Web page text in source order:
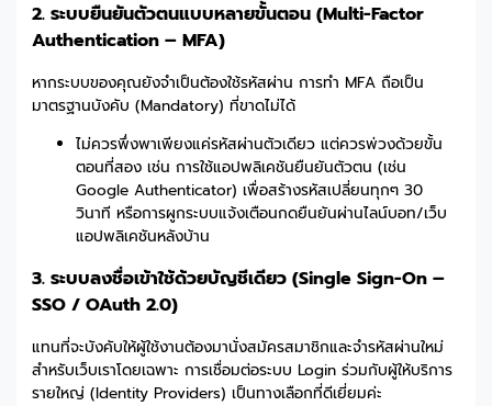
2. ระบบยืนยันตัวตนแบบหลายขั้นตอน (Multi-Factor
Authentication – MFA)
หากระบบของคุณยังจำเป็นต้องใช้รหัสผ่าน การทำ MFA ถือเป็น
มาตรฐานบังคับ (Mandatory) ที่ขาดไม่ได้
ไม่ควรพึ่งพาเพียงแค่รหัสผ่านตัวเดียว แต่ควรพ่วงด้วยขั้น
ตอนที่สอง เช่น การใช้แอปพลิเคชันยืนยันตัวตน (เช่น
Google Authenticator) เพื่อสร้างรหัสเปลี่ยนทุกๆ 30
วินาที หรือการผูกระบบแจ้งเตือนกดยืนยันผ่านไลน์บอท/เว็บ
แอปพลิเคชันหลังบ้าน
3. ระบบลงชื่อเข้าใช้ด้วยบัญชีเดียว (Single Sign-On –
SSO / OAuth 2.0)
แทนที่จะบังคับให้ผู้ใช้งานต้องมานั่งสมัครสมาชิกและจำรหัสผ่านใหม่
สำหรับเว็บเราโดยเฉพาะ การเชื่อมต่อระบบ Login ร่วมกับผู้ให้บริการ
รายใหญ่ (Identity Providers) เป็นทางเลือกที่ดีเยี่ยมค่ะ